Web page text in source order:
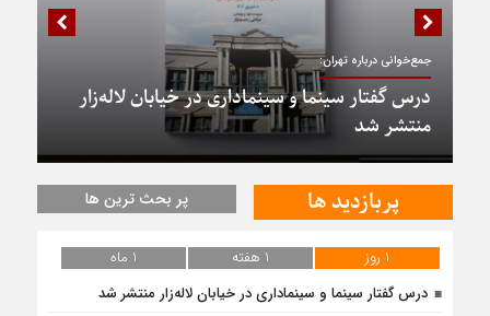
جمع‌خوانی درباره تهران:
درس گفتار سینما و سینماداری در خیابان لاله‌زار
منتشر شد
پربازدید ها پر بحث ترین ها
1 روز 1 هفته
1 ماه
درس گفتار سینما و سینماداری در خیابان لاله‌زار منتشر شد